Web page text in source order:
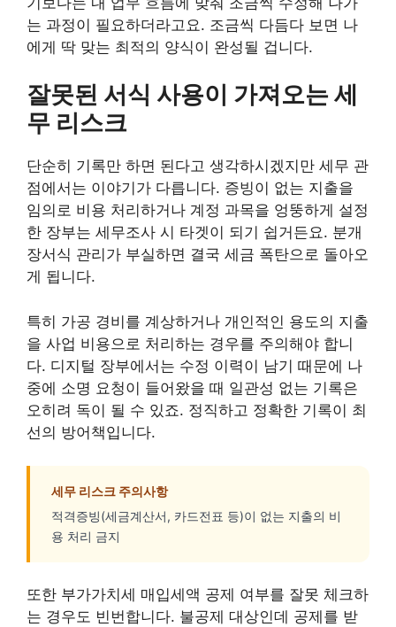
는 과정이 필요하더라고요. 조금씩 다듬다 보면 나
에게 딱 맞는 최적의 양식이 완성될 겁니다.
잘못된 서식 사용이 가져오는 세
무 리스크
단순히 기록만 하면 된다고 생각하시겠지만 세무 관
점에서는 이야기가 다릅니다. 증빙이 없는 지출을
임의로 비용 처리하거나 계정 과목을 엉뚱하게 설정
한 장부는 세무조사 시 타겟이 되기 쉽거든요. 분개
장서식 관리가 부실하면 결국 세금 폭탄으로 돌아오
게 됩니다.
특히 가공 경비를 계상하거나 개인적인 용도의 지출
을 사업 비용으로 처리하는 경우를 주의해야 합니
다. 디지털 장부에서는 수정 이력이 남기 때문에 나
중에 소명 요청이 들어왔을 때 일관성 없는 기록은
오히려 독이 될 수 있죠. 정직하고 정확한 기록이 최
선의 방어책입니다.
세무 리스크 주의사항
적격증빙(세금계산서, 카드전표 등)이 없는 지출의 비
용 처리 금지
또한 부가가치세 매입세액 공제 여부를 잘못 체크하
는 경우도 빈번합니다. 불공제 대상인데 공제를 받